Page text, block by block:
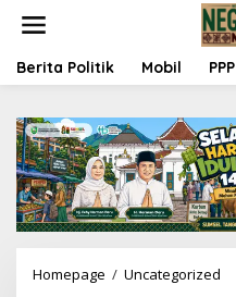
t
Berita Politik Mobil PPP
Homepage / Uncategorized